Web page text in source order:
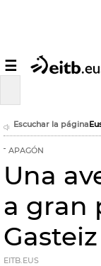
☰
Escuchar la página
APAGÓN
Una
a gran
Gasteiz
EITB.EUS